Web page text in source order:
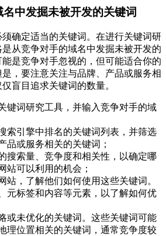
中发掘未被开发的关键词
确定适当的关键词。在进行关键词研
从竞争对手的域名中发掘未被开发的
是竞争对手忽视的，但可能适合你的
，要注意关注与品牌、产品或服务相
盲目追求关键词的数量。
键词研究工具，并输入竞争对手的域
索引擎中排名的关键词列表，并筛选
品或服务相关的关键词；
搜索量、竞争度和相关性，以确定哪
站可以利用的机会；
站，了解他们如何使用这些关键词。
元标签和内容等元素，以了解如何优
或未优化的关键词。这些关键词可能
理位置相关的关键词，通常竞争度较